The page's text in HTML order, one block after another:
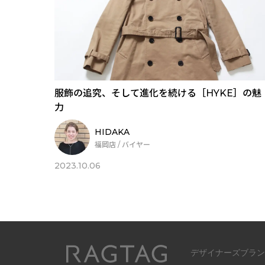
服飾の追究、そして進化を続ける［HYKE］の魅
力
HIDAKA
福岡店 / バイヤー
2023.10.06
デザイナーズブラ